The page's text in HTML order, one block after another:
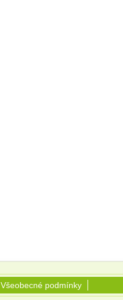
Všeobecné podmínky